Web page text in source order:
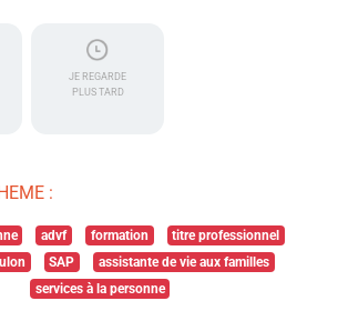
JE REGARDE
PLUS TARD
:
advf formation
titre professionnel
SAP
assistante de vie aux familles
services à la personne